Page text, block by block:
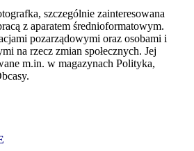
szczególnie zainteresowana
z aparatem średnioformatowym.
pozarządowymi oraz osobami i
na rzecz zmian społecznych. Jej
m.in. w magazynach Polityka,